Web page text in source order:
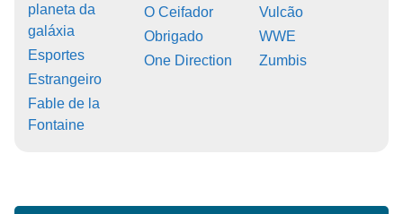
planeta da
galáxia
Esportes
Estrangeiro
Fable de la
Fontaine
O Ceifador
Obrigado
One Direction
Vulcão
WWE
Zumbis